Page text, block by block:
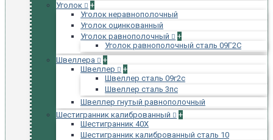
Уголок
+
Уголок неравнополочный
Уголок оцинкованный
Уголок равнополочный
+
Уголок равнополочный сталь 09Г2С
Швеллера
+
Швеллер
+
Швеллер сталь 09г2с
Швеллер сталь 3пс
Швеллер гнутый равнополочный
Шестигранник калиброванный
+
Шестигранник 40Х
Шестигранник калиброванный сталь 10